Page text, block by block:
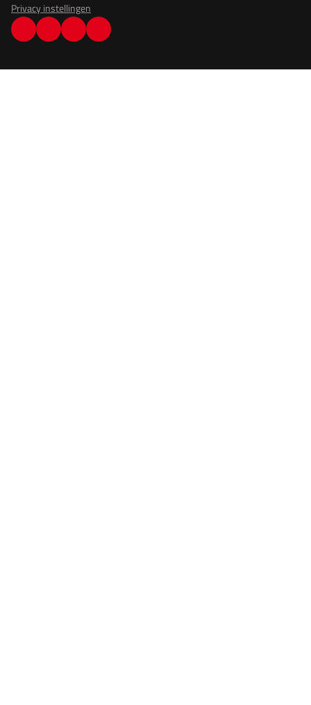
Privacy instellingen